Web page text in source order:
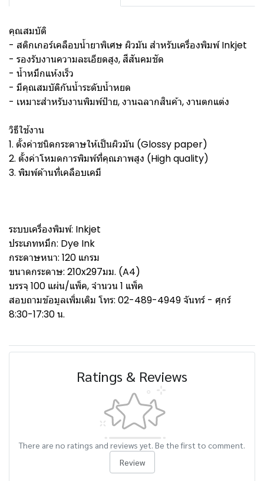
คุณสมบัติ
- สติกเกอร์เคลือบน้ำยาพิเศษ ผิวมัน สำหรับเครื่องพิมพ์ Inkjet
- รองรับงานความละเอียดสูง, สีสันคมชัด
- น้ำหมึกแห้งเร็ว
- มีคุณสมบัติกันน้ำระดับน้ำหยด
- เหมาะสำหรับงานพิมพ์ป้าย, งานฉลากสินค้า, งานตกแต่ง
วิธีใช้งาน
1. ตั้งค่าชนิดกระดาษให้เป็นผิวมัน (Glossy paper)
2. ตั้งค่าโหมดการพิมพ์ที่คุณภาพสูง (High quality)
3. พิมพ์ด้านที่เคลือบเคมี
ระบบเครื่องพิมพ์: Inkjet
ประเภทหมึก: Dye Ink
กระดาษหนา: 120 แกรม
ขนาดกระดาษ: 210x297มม. (A4)
บรรจุ 100 แผ่น/แพ็ค, จำนวน 1 แพ็ค
สอบถามข้อมูลเพิ่มเติม โทร: 02-489-4949 จันทร์ - ศุกร์
8:30-17:30 น.
Ratings & Reviews
There are no ratings and reviews yet. Be the first to comment.
Review